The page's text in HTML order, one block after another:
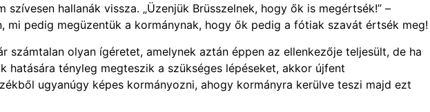
hallanák vissza. „Üzenjük Brüsszelnek, hogy ők is megértsék!” –
mi pedig megüzentük a kormánynak, hogy ők pedig a fótiak szavát értsék meg!
számtalan olyan ígéretet, amelynek aztán éppen az ellenkezője teljesült, de ha
hatására tényleg megteszik a szükséges lépéseket, akkor újfent
ugyanúgy képes kormányozni, ahogy kormányra kerülve teszi majd ezt